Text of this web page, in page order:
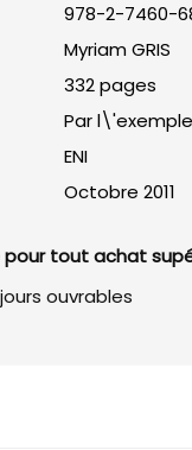
978-2-7460-
Myriam GRIS
332 pages
Par l\'exemple
ENI
Octobre 2011
pour tout achat
ouvrables